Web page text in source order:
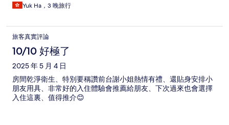
Yuk Ha，3 晚旅行
旅客真實評論
10/10 好極了
2025 年 5 月 4 日
房間乾淨衛生、特別要稱讚前台謝小姐熱情有禮、還貼身安排小
朋友用具、非常好的入住體驗會推薦給朋友、下次過來也會選擇
入住這裏、值得推介😊